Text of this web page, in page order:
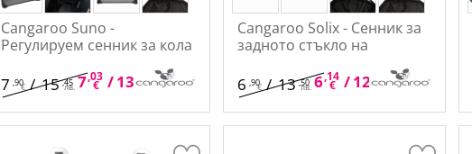
Cangaroo Suno -
Регулируем сенник за кола
7 ,90€ /15 ,45
лв. 7,03
€ /13 лв.
Cangaroo Solix - Сенник за
задното стъкло на
6 ,90€ /13 ,50
лв. 6,14
€ /12 лв.